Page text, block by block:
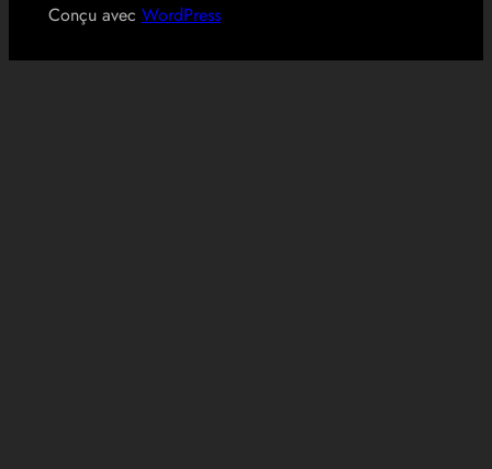
Conçu avec WordPress